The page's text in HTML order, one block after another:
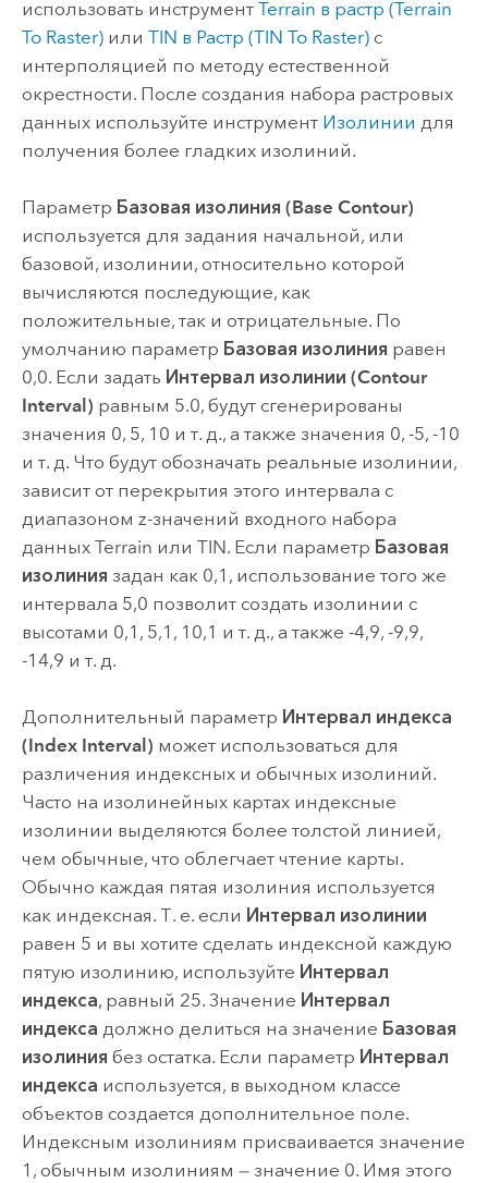
использовать инструмент Terrain в растр (Terrain
To Raster)или TIN в Растр (TIN To Raster)с
интерполяцией по методу естественной
окрестности. После создания набора растровых
данных используйте инструмент Изолинии для
получения более гладких изолиний.
Параметр Базовая изолиния (Base Contour)
используется для задания начальной, или
базовой, изолинии, относительно которой
вычисляются последующие, как
положительные, так и отрицательные. По
умолчанию параметр Базовая изолиния равен
0,0. Если задать Интервал изолинии (Contour
Interval) равным 5.0, будут сгенерированы
значения 0, 5, 10 и т. д., а также значения 0, -5, -10
и т. д. Что будут обозначать реальные изолинии,
зависит от перекрытия этого интервала с
диапазоном z-значений входного набора
данных Terrain или TIN. Если параметр Базовая
изолиния задан как 0,1, использование того же
интервала 5,0 позволит создать изолинии с
высотами 0,1, 5,1, 10,1 и т. д., а также -4,9, -9,9,
-14,9 и т. д.
Дополнительный параметр Интервал индекса
(Index Interval) может использоваться для
различения индексных и обычных изолиний.
Часто на изолинейных картах индексные
изолинии выделяются более толстой линией,
чем обычные, что облегчает чтение карты.
Обычно каждая пятая изолиния используется
как индексная. Т. е. если Интервал изолинии
равен 5 и вы хотите сделать индексной каждую
пятую изолинию, используйте Интервал
индекса, равный 25. Значение Интервал
индекса должно делиться на значение Базовая
изолиния без остатка. Если параметр Интервал
индекса используется, в выходном классе
объектов создается дополнительное поле.
Индексным изолиниям присваивается значение
1, обычным изолиниям ― значение 0. Имя этого